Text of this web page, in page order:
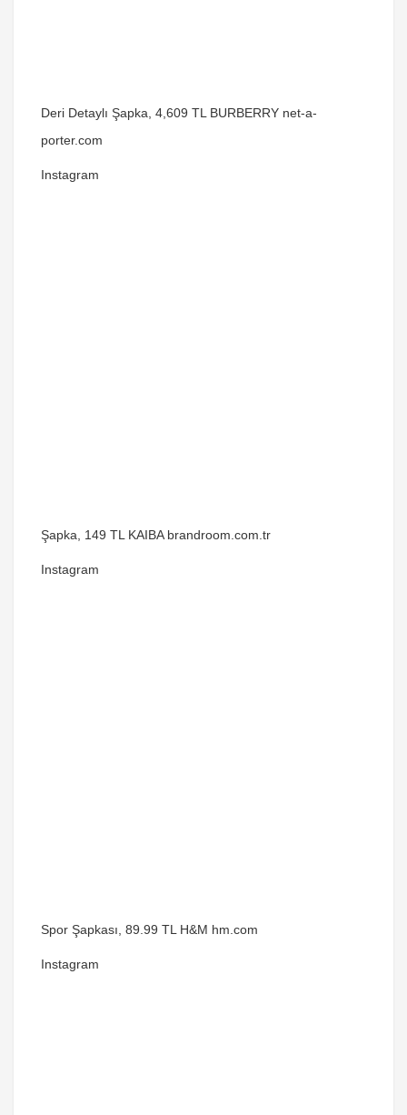
Deri Detaylı Şapka, 4,609 TL BURBERRY net-a-
porter.com
Instagram
Şapka, 149 TL KAIBA brandroom.com.tr
Instagram
Spor Şapkası, 89.99 TL H&M hm.com
Instagram